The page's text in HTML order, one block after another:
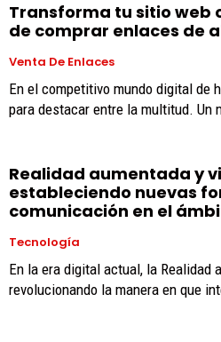
Transforma tu sitio web
de comprar enlaces de
Venta De Enlaces
En el competitivo mundo digital de
para destacar entre la multitud. Un
Realidad aumentada y
estableciendo nuevas
comunicación en el
Tecnología
En la era digital actual, la Realidad
revolucionando la manera en que